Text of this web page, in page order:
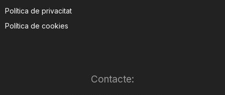
Política de privacitat
Política de cookies
Contacte: